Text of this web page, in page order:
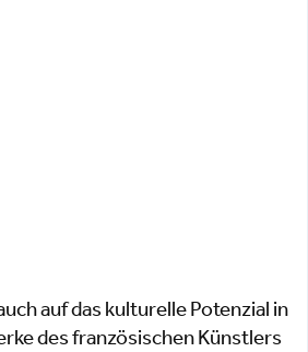
auf das kulturelle Potenzial in
des französischen Künstlers